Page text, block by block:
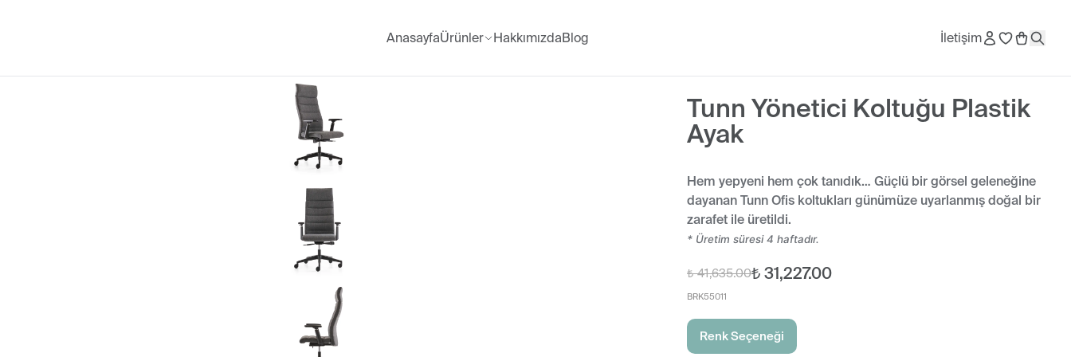
AnasayfaÜrünler HakkımızdaBlog İletişim
Tunn Yönetici Koltuğu Plastik
Ayak
Hem yepyeni hem çok tanıdık… Güçlü bir görsel geleneğine
dayanan Tunn Ofis koltukları günümüze uyarlanmış doğal bir
zarafet ile üretildi.
* Üretim süresi 4 haftadır.
₺ 41,635.00₺ 31,227.00
BRK55011
Renk Seçeneği